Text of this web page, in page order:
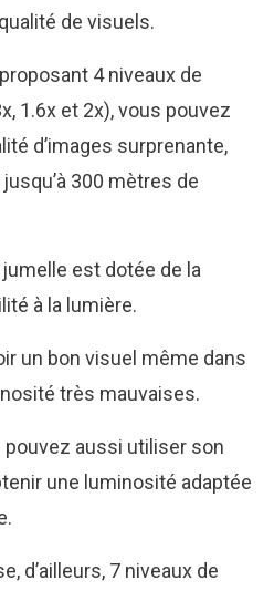
de visuels.
4 niveaux de
1.6x et 2x), vous pouvez
d’images surprenante,
300 mètres de
est dotée de la
à la lumière.
un bon visuel même dans
très mauvaises.
pouvez aussi utiliser son
une luminosité adaptée
d’ailleurs, 7 niveaux de